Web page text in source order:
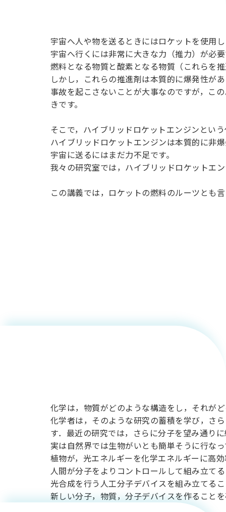
ン
宇宙へ人や物を送るときにはロケットを使用
宇宙へ行くには非常に大きな力（推力）が必
燃料となる物質と酸素となる物質（これらを
しかし，これらの推進剤は本質的に爆発性が
事故を起こさないことが大事なのですが，こ
きです。
そこで，ハイブリッドロケットエンジンとい
ハイブリッドロケットエンジンは本質的に非
宇宙に送るにはまだ力不足です。
我々の研究室では，ハイブリッドロケットエ
この講義では，ロケットの燃料のルーツとも
分子デバ
化学は，物質がどのような構造をし，それが
化学者は，そのような研究の蓄積を学び，さ
す．最近の研究では，さらに分子を望み通り
実は自然界では生物がいとも簡単そうに行な
植物が，光エネルギーを化学エネルギーに高
人間が分子をよりコントロールして組み立て
光合成を行う人工分子デバイスを組み立てる
新しい分子，物質，分子デバイスを作ること
電気と未